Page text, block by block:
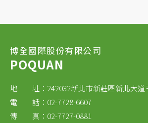
博全國際股份有限公司
POQUAN
地 址：242032新北市新莊區新北大道
電 話：02-7728-6607
傳 真：02-7727-0881